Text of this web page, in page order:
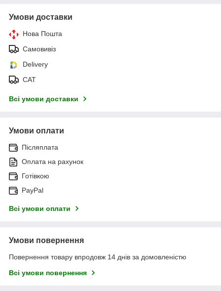
Умови доставки
Нова Пошта
Самовивіз
Delivery
САТ
Всі умови доставки
Умови оплати
Післяплата
Оплата на рахунок
Готівкою
PayPal
Всі умови оплати
Умови повернення
Повернення товару впродовж 14 днів за домовленістю
Всі умови повернення